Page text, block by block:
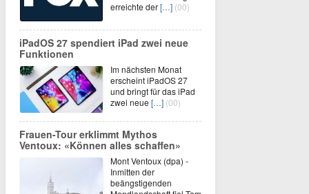
erreichte der[…] (00)
iPadOS 27 spendiert iPad zwei neue
Funktionen
Im nächsten Monat
erscheint iPadOS 27
und bringt für das iPad
zwei neue […] (00)
Frauen-Tour erklimmt Mythos
Ventoux: «Können alles schaffen»
Mont Ventoux (dpa) -
Inmitten der
beängstigenden